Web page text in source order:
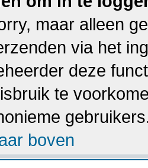
maar alleen
via het
deze
te
boven